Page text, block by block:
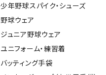
少年野球スパイク・シューズ
野球ウェア
ジュニア野球ウェア
ユニフォーム・練習着
バッティング手袋